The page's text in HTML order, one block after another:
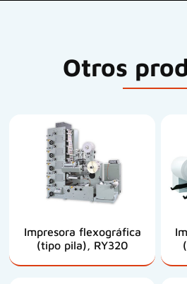
Otros
Impresora flexográfica
(tipo pila), RY320